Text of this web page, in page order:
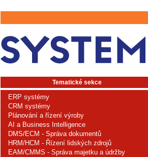
Tematické sekce
ERP systémy
CRM systémy
Plánování a řízení výroby
AI a Business Intelligence
DMS/ECM - Správa dokumentů
HRM/HCM - Řízení lidských zdrojů
EAM/CMMS - Správa majetku a údržby